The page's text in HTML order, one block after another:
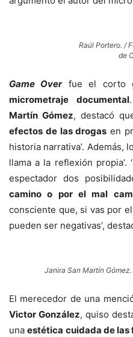
Raúl Portero. /
de
Game Overfue el corto
micrometraje documental
Martín Gómez,destacó
efectos de las drogas en
historia narrativa’. Además,
llama a la reflexión propia’. ‘
espectador dos
camino o por el mal
consciente que, si vas por
pueden ser negativas’,
Janira San Martín
El merecedor de una
Victor González, quiso
unaestética cuidada de